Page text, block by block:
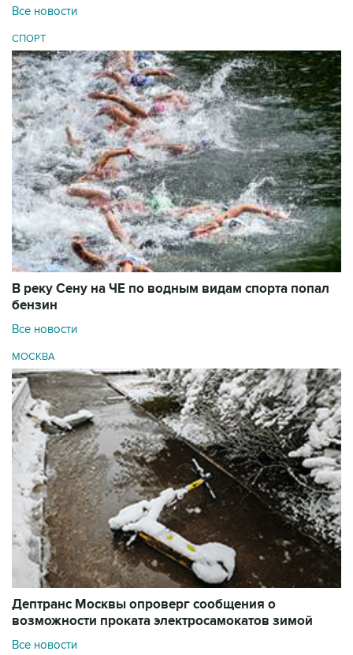
Все новости
СПОРТ
В реку Сену на ЧЕ по водным видам спорта попал
бензин
Все новости
МОСКВА
Дептранс Москвы опроверг сообщения о
возможности проката электросамокатов зимой
Все новости